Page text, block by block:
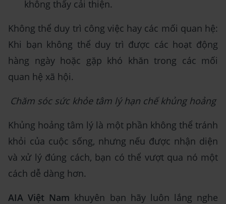
không thấy cải thiện.
Không thể duy trì công việc hay các mối quan hệ:
Khi bạn không thể duy trì được các hoạt động
hàng ngày hoặc gặp khó khăn trong các mối
quan hệ xã hội.
Chăm sóc sức khỏe tâm lý hạn chế khủng hoảng
Khủng hoảng tâm lý là một phần không thể tránh
khỏi của cuộc sống, nhưng nếu được nhận diện
và xử lý đúng cách, bạn có thể vượt qua nó một
cách dễ dàng hơn.
AIA Việt Nam khuyên bạn hãy luôn lắng nghe